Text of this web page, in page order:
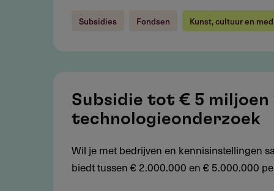
Subsidies Fondsen Kunst, cultuur en
tot
miljoen
voor
Subsidie tot € 5
technologieonderzoek
Wil je met bedrijven en kennisinstellingen
biedt tussen € 2.000.000 en € 5.000.000